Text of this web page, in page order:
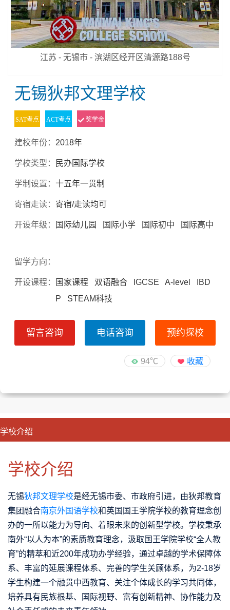
江苏 - 无锡市 - 滨湖区经开区清源路188号
无锡狄邦文理学校
SAT考点 ACT考点 奖学金
建校年份： 2018年
学校类型： 民办国际学校
学制设置：十五年一贯制
寄宿走读： 寄宿/走读均可
开设年级： 国际幼儿园 国际小学 国际初中 国际高中
留学方向：
开设课程：
国家课程 双语融合 IGCSE A-level IBD
P STEAM科技
留言咨询 电话咨询 预约探校
94℃ 收藏
学校介绍
学校介绍
无锡狄邦文理学校是经无锡市委、市政府引进，由狄邦教育
集团融合南京外国语学校和英国国王学院学校的教育理念创
办的一所以能力为导向、着眼未来的创新型学校。学校秉承
南外“以人为本”的素质教育理念，汲取国王学院学校“全人教
育”的精萃和近200年成功办学经验，通过卓越的学术保障体
系、丰富的延展课程体系、完善的学生关顾体系，为2-18岁
学生构建一个融贯中西教育、关注个体成长的学习共同体，
培养具有民族根基、国际视野、富有创新精神、协作能力及